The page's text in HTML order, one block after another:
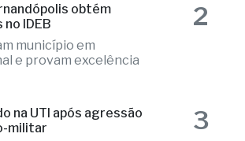
obtém
IDEB
município em
e provam excelência
2
na UTI após agressão
militar
3